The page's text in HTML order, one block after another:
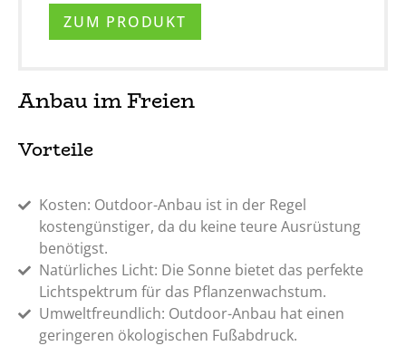
ZUM PRODUKT
Anbau im Freien
Vorteile
Kosten: Outdoor-Anbau ist in der Regel
kostengünstiger, da du keine teure Ausrüstung
benötigst.
Natürliches Licht: Die Sonne bietet das perfekte
Lichtspektrum für das Pflanzenwachstum.
Umweltfreundlich: Outdoor-Anbau hat einen
geringeren ökologischen Fußabdruck.